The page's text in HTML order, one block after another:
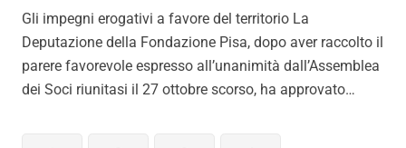
Gli impegni erogativi a favore del territorio La
Deputazione della Fondazione Pisa, dopo aver raccolto il
parere favorevole espresso all’unanimità dall’Assemblea
dei Soci riunitasi il 27 ottobre scorso, ha approvato…